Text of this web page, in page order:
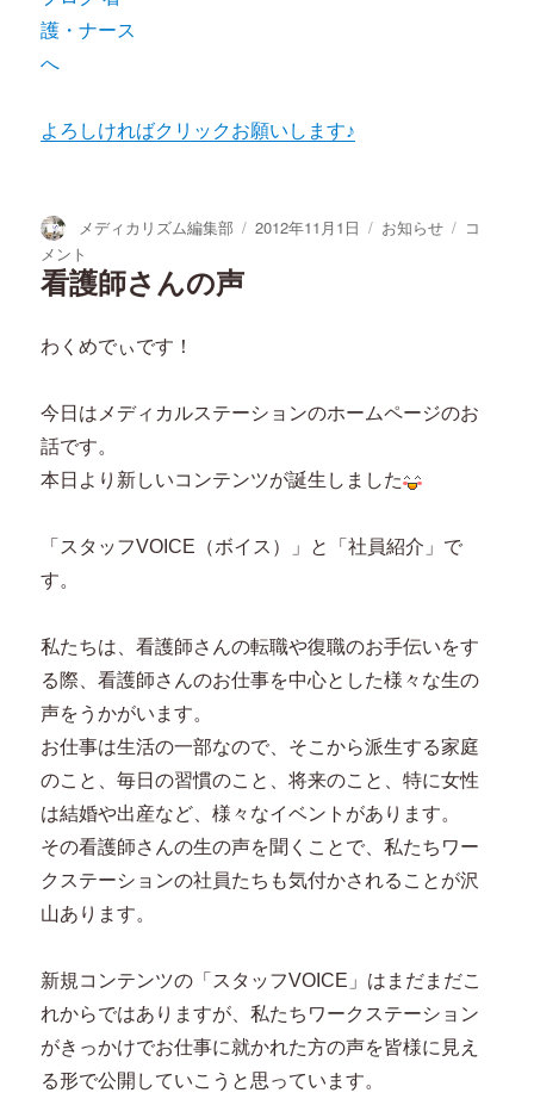
よろしければクリックお願いします♪
投
稿
者
メディカリズム編集部
投
2012年11月1日
カ
お知らせ
今
ド
を
コ
メント
看護師さんの声
わくめでぃです！
今日はメディカルステーションのホームページのお
話です。
本日より新しいコンテンツが誕生しました
「スタッフVOICE（ボイス）」と「社員紹介」で
す。
私たちは、看護師さんの転職や復職のお手伝いをす
る際、看護師さんのお仕事を中心とした様々な生の
声をうかがいます。
お仕事は生活の一部なので、そこから派生する家庭
のこと、毎日の習慣のこと、将来のこと、特に女性
は結婚や出産など、様々なイベントがあります。
その看護師さんの生の声を聞くことで、私たちワー
クステーションの社員たちも気付かされることが沢
山あります。
新規コンテンツの「スタッフVOICE」はまだまだこ
れからではありますが、私たちワークステーション
がきっかけでお仕事に就かれた方の声を皆様に見え
る形で公開していこうと思っています。